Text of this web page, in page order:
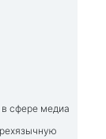
сфере медиа